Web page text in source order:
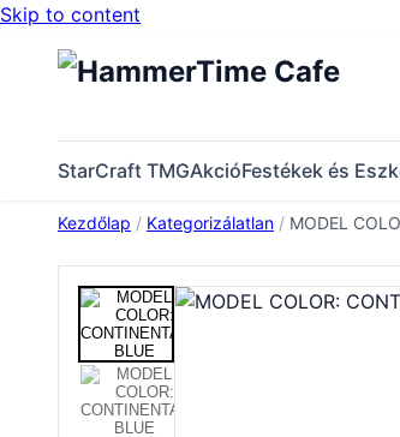
Skip to content
StarCraft TMGAkcióFestékek és
Kezdőlap / Kategorizálatlan / MODEL